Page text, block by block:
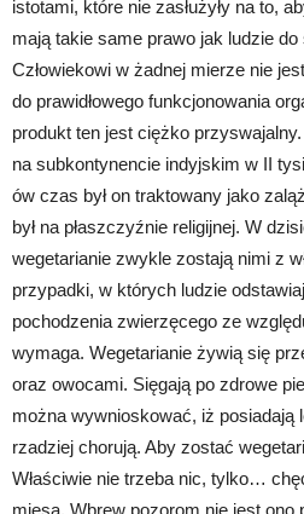
istotami, które nie zasłużyły na to,
mają takie same prawo jak ludzie
Człowiekowi w żadnej mierze nie
do prawidłowego funkcjonowania
produkt ten jest ciężko
na subkontynencie indyjskim w II
ów czas był on traktowany jako
był na płaszczyźnie religijnej. W
wegetarianie zwykle zostają nimi z
przypadki, w których ludzie
pochodzenia zwierzęcego ze
wymaga. Wegetarianie żywią się
oraz owocami. Sięgają po zdrowe
można wywnioskować, iż posiadają
rzadziej chorują. Aby zostać
Właściwie nie trzeba nic, tylko…
mięsa. Wbrew pozorom nie jest ono